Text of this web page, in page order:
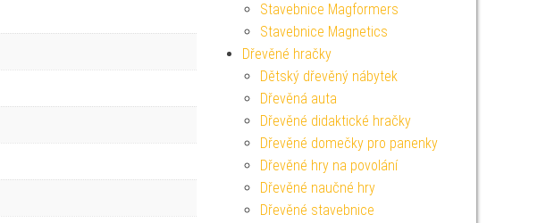
Stavebnice Magformers
Stavebnice Magnetics
Dřevěné hračky
Dětský dřevěný nábytek
Dřevěná auta
Dřevěné didaktické hračky
Dřevěné domečky pro panenky
Dřevěné hry na povolání
Dřevěné naučné hry
Dřevěné stavebnice